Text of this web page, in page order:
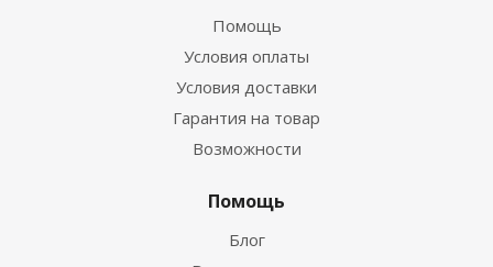
Помощь
Условия оплаты
Условия доставки
Гарантия на товар
Возможности
Помощь
Блог